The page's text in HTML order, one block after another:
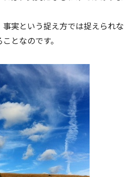
実という捉え方では捉えられな
となのです。